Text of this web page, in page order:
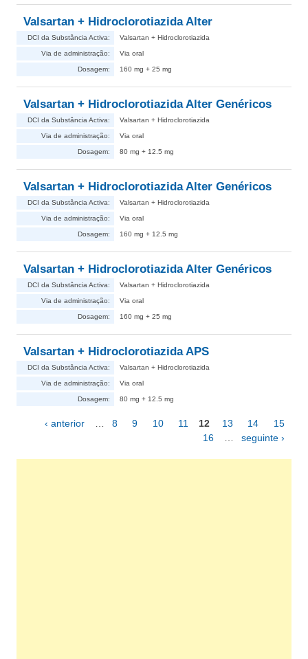
Valsartan + Hidroclorotiazida Alter
DCI da Substância Activa: Valsartan + Hidroclorotiazida
Via de administração: Via oral
Dosagem: 160 mg + 25 mg
Valsartan + Hidroclorotiazida Alter Genéricos
DCI da Substância Activa: Valsartan + Hidroclorotiazida
Via de administração: Via oral
Dosagem: 80 mg + 12.5 mg
Valsartan + Hidroclorotiazida Alter Genéricos
DCI da Substância Activa: Valsartan + Hidroclorotiazida
Via de administração: Via oral
Dosagem: 160 mg + 12.5 mg
Valsartan + Hidroclorotiazida Alter Genéricos
DCI da Substância Activa: Valsartan + Hidroclorotiazida
Via de administração: Via oral
Dosagem: 160 mg + 25 mg
Valsartan + Hidroclorotiazida APS
DCI da Substância Activa: Valsartan + Hidroclorotiazida
Via de administração: Via oral
Dosagem: 80 mg + 12.5 mg
Páginas
‹ anterior 8 9 10 11 12 13 14
15
16
seguinte ›